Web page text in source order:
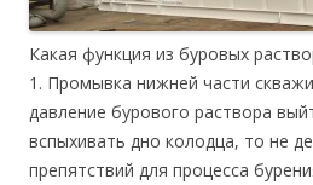
Какая функция из буровых
1. Промывка нижней части
давление бурового раствора
вспыхивать дно колодца, то не
препятствий для процесса